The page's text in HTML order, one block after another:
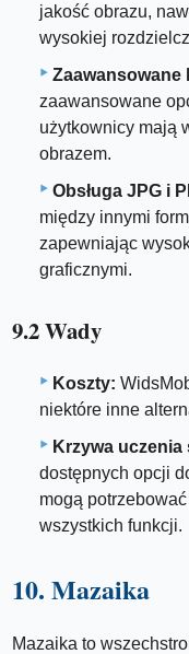
jakość obrazu,
wysokiej
Zaawansowane
zaawansowane
użytkownicy mają
obrazem.
Obsługa JPG i
między innymi
zapewniając
graficznymi.
9.2 Wady
Koszty:
niektóre inne
Krzywa uczenia
dostępnych opcji
mogą
wszystkich funkcji.
10. Mazaika
Mazaika to